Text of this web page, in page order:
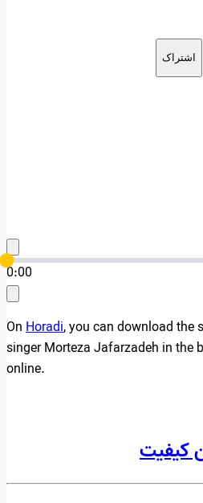
اشتراک
0:00
OnHoradi, you can download the
singer Morteza Jafarzadeh in the
online.
کیفیت